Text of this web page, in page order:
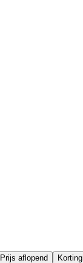
Prijs aflopend Korting